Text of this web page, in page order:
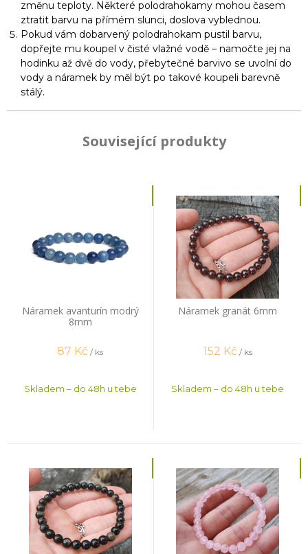
změnu teploty. Některé polodrahokamy mohou časem
ztratit barvu na přímém slunci, doslova vyblednou.
Pokud vám dobarvený polodrahokam pustil barvu,
dopřejte mu koupel v čisté vlažné vodě – namočte jej na
hodinku až dvě do vody, přebytečné barvivo se uvolní do
vody a náramek by měl být po takové koupeli barevně
stálý.
Související produkty
Náramek avanturín modrý
8mm
87 Kč / ks
Skladem – do 48h u tebe
Náramek granát 6mm
152 Kč / ks
Skladem – do 48h u tebe